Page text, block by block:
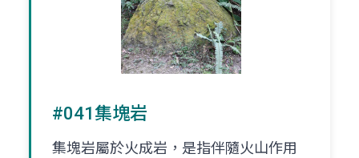
#041集塊岩
集塊岩屬於火成岩，是指伴隨火山作用